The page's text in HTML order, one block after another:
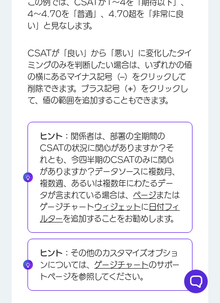
×
×
この例では、CSATが1～4を「期待以下」、
4～4.70を「普通」、4.70超を「非常に良
い」と見なします。
CSATが「良い」から「悪い」に変化したタイ
ミングのみを判断したい場合は、いずれかの値
の横にあるマイナス記号（–）をクリックして
削除できます。プラス記号（+）をクリックし
て、値の範囲を追加することもできます。
ヒント： 関係者は、部署の全期間の
CSATの状況に関心がありますか？そ
れとも、今四半期のCSATのみに関心
がありますか？データソースに複数月、
複数週、あるいは複数年にわたるデー
タが含まれている場合は、 ページまたは
ゲージチャートウィジェットに 日付フィ
ルターを追加することをお勧めします。
ヒント： その他のカスタマイズオプショ
ンについては、 ゲージチャートのサポー
トページを参照してください。